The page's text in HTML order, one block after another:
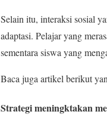
Selain itu, interaksi sosial
adaptasi. Pelajar yang
sementara siswa yang
Baca juga artikel berikut
Strategi meningktakan